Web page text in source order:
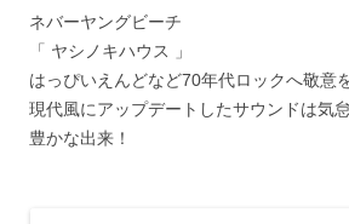
ネバーヤングビーチ
「 ヤシノキハウス 」
はっぴいえんどなど70年代ロックへ敬意
現代風にアップデートしたサウンドは気
豊かな出来！